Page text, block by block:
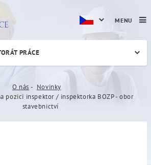
řízení na pozici
PRÁCE
O nás
Novinky
pozici inspektor / inspektorka BOZP - obor
stavebnictví
MENU